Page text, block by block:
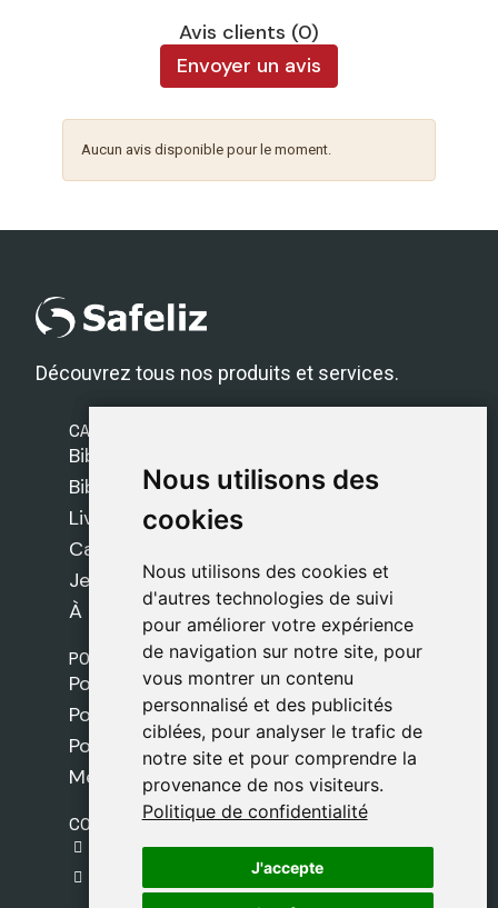
Nous utilisons des
cookies
Nous utilisons des cookies et
d'autres technologies de suivi
pour améliorer votre expérience
de navigation sur notre site, pour
vous montrer un contenu
personnalisé et des publicités
ciblées, pour analyser le trafic de
notre site et pour comprendre la
provenance de nos visiteurs.
Politique de confidentialité
J'accepte
Nous utilisons des
cookies
Nous utilisons des cookies et
d'autres technologies de suivi
pour améliorer votre expérience
de navigation sur notre site, pour
vous montrer un contenu
personnalisé et des publicités
ciblées, pour analyser le trafic de
notre site et pour comprendre la
provenance de nos visiteurs.
Politique de confidentialité
J'accepte
Avis clients (0)
Envoyer un avis
Aucun avis disponible pour le moment.
Découvrez tous nos produits et services.
CATÉGORIES
Bibles Safeliz
Bibles
Livres
Cadeaux
Jeux
À propos de nous
POLITIQUES
Politique de livraison
Politique de cookies
Politique de confidentialité
Mentions légales
CONTACT
gestion@safeliz.com
C. del Pradillo, 6, 28770 Colmenar Viejo,